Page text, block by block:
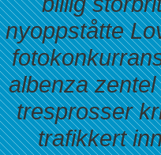
nyoppståtte
albenza
tresprosser
trafikkert